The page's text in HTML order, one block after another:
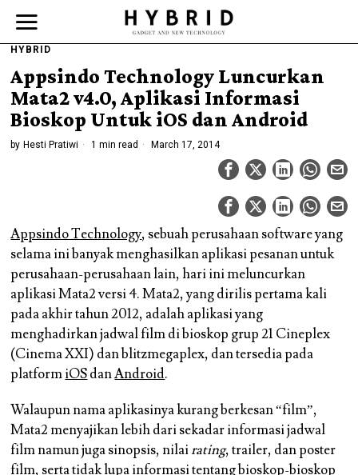
HYBRID
Appsindo Technology Luncurkan
Mata2 v4.0, Aplikasi Informasi
Bioskop Untuk iOS dan Android
by Hesti Pratiwi 1 min read March 17, 2014
Appsindo Technology, sebuah perusahaan software yang
selama ini banyak menghasilkan aplikasi pesanan untuk
perusahaan-perusahaan lain, hari ini meluncurkan
aplikasi Mata2 versi 4. Mata2, yang dirilis pertama kali
pada akhir tahun 2012, adalah aplikasi yang
menghadirkan jadwal film di bioskop grup 21 Cineplex
(Cinema XXI) dan blitzmegaplex, dan tersedia pada
platformiOSdanAndroid.
Walaupun nama aplikasinya kurang berkesan “film”,
Mata2 menyajikan lebih dari sekadar informasi jadwal
film namun juga sinopsis, nilairating, trailer, dan poster
film, serta tidak lupa informasi tentang bioskop-bioskop